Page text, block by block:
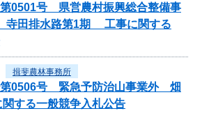
第0501号 県営農村振興総合整備事
田排水路第1期 工事に関する
揖斐農林事務所
第0506号 緊急予防治山事業外 畑
する一般競争入札公告